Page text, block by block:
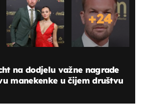
+24
na dodjelu važne nagrade
manekenke u čijem društvu